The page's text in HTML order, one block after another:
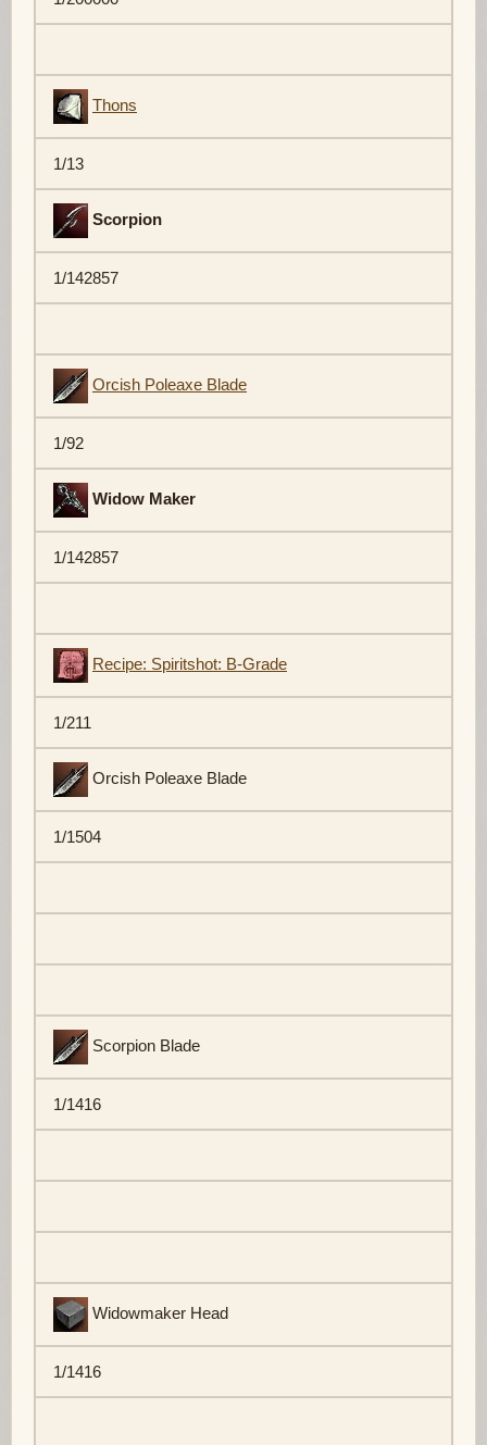
Thons
1/13
Scorpion
1/142857
Orcish Poleaxe Blade
1/92
Widow Maker
1/142857
Recipe: Spiritshot: B-Grade
1/211
Orcish Poleaxe Blade
1/1504
Scorpion Blade
1/1416
Widowmaker Head
1/1416